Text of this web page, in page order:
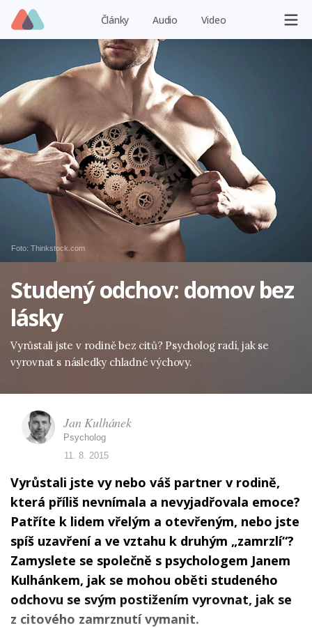
Články Audio Video
Foto: Thinkstock.com
Studený odchov: domov bez
lásky
Vyrůstali jste v rodině bez citů? Psycholog radí, jak se
vyrovnat s následky chladné výchovy.
Vyrůstali jste vy nebo váš partner v rodině,
která příliš nevnímala a nevyjadřovala emoce?
Patříte k lidem vřelým a otevřeným, nebo jste
spíš uzavření a ve vztahu k druhým „zamrzlí“?
Zamyslete se společně s psychologem Janem
Kulhánkem, jak se mohou oběti studeného
odchovu se svým postižením vyrovnat, jak se
z citového zamrznutí vymanit.
Jan Kulhánek
Psycholog
11. 8. 2015